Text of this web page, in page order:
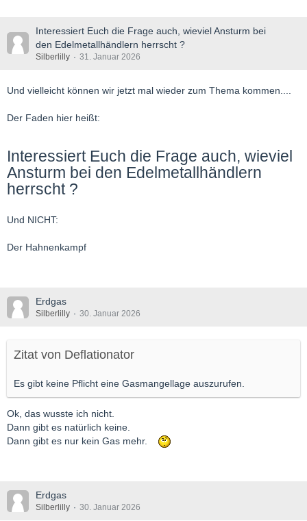
Interessiert Euch die Frage auch, wieviel Ansturm bei
den Edelmetallhändlern herrscht ?
Silberlilly 31. Januar 2026
Und vielleicht können wir jetzt mal wieder zum Thema kommen....
Der Faden hier heißt:
Interessiert Euch die Frage auch, wieviel
Ansturm bei den Edelmetallhändlern
herrscht ?
Und NICHT:
Der Hahnenkampf
Erdgas
Silberlilly 30. Januar 2026
Zitat von Deflationator
Es gibt keine Pflicht eine Gasmangellage auszurufen.
Ok, das wusste ich nicht.
Dann gibt es natürlich keine.
Dann gibt es nur kein Gas mehr.
Erdgas
Silberlilly 30. Januar 2026